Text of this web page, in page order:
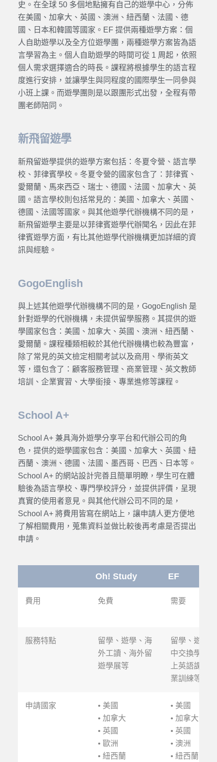
史。在全球 50 多個地點擁有自己的遊學中心，分佈
在美國、加拿大、英國、澳洲、紐西蘭、法國、德
國、日本和韓國等國家。EF 提供兩種遊學方案：個
人自助遊學以及全方位遊學團，兩種遊學方案皆為語
言學習為主。個人自助遊學的時間可從 1 周起，依照
個人需求選擇適合的時長。課程將根據學生的語言程
度進行安排，並讓學生與同程度的國際學生一同參與
小班上課。而遊學團則是以跟團形式出發，全程有帶
團老師陪同。
新飛留遊學
新飛留遊學提供的遊學方案包括：冬夏令營、語言學
校、菲律賓學校。冬夏令營的國家包含了：菲律賓、
愛爾蘭、馬來西亞、瑞士、德國、法國、加拿大、英
國。語言學校則包括常見的：美國、加拿大、英國、
德國、法國等國家。與其他遊學代辦機構不同的是，
新飛留遊學主要是以菲律賓遊學代辦聞名，因此在菲
律賓遊學方面，有比其他遊學代辦機構更加詳細的資
訊與經驗。
GogoEnglish
與上述其他遊學代辦機構不同的是，GogoEnglish 是
針對遊學的代辦機構，未提供留學服務。其提供的遊
學國家包含：美國、加拿大、英國、澳洲、紐西蘭、
愛爾蘭。課程種類相較於其他代辦機構也較為豐富，
除了常見的英文檢定相關考試以及商用、學術英文
等，還包含了：顧客服務管理、商業管理、英文教師
培訓、企業實習、大學銜接、專業進修等課程。
School A+
School A+ 兼具海外遊學分享平台和代辦公司的角
色，提供的遊學國家包含：美國、加拿大、英國、紐
西蘭、澳洲、德國、法國、墨西哥、巴西、日本等。
School A+ 的網站設計完善且簡單明瞭，學生可在體
驗後為語言學校、專門學校評分，並提供評價，呈現
真實的使用者意見。與其他代辦公司不同的是，
School A+ 將費用皆寫在網站上，讓申請人更方便地
了解相關費用 ，蒐集資料並做比較後再考慮是否提出
申請。
Oh! Study EF
費用 免費 需要
服務特點
留學、遊學、海
外工讀、海外留
遊學展等
留學、遊學
中交換學生
上英語課程
業訓練等
申請國家
• 美國
• 加拿大
• 英國
• 歐洲
• 紐西蘭
• 美國
• 加拿大
• 英國
• 澳洲
• 紐西蘭